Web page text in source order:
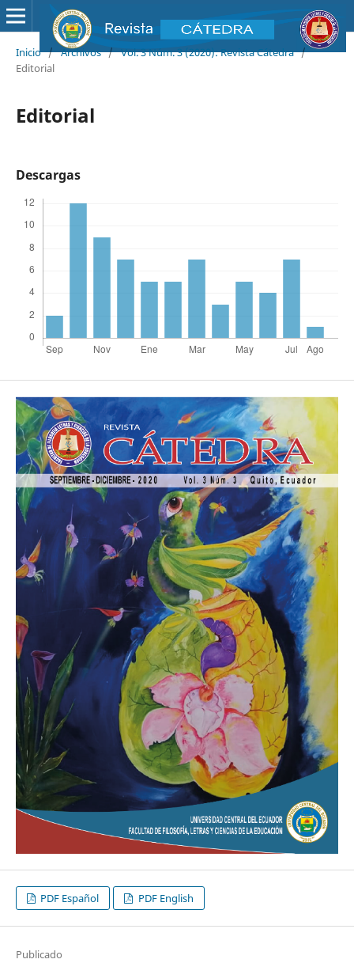
Inicio / Archivos / Vol. 3 Núm. 3 (2020): Revista Cátedra /
Editorial
Editorial
Descargas
PDF Español PDF English
Publicado